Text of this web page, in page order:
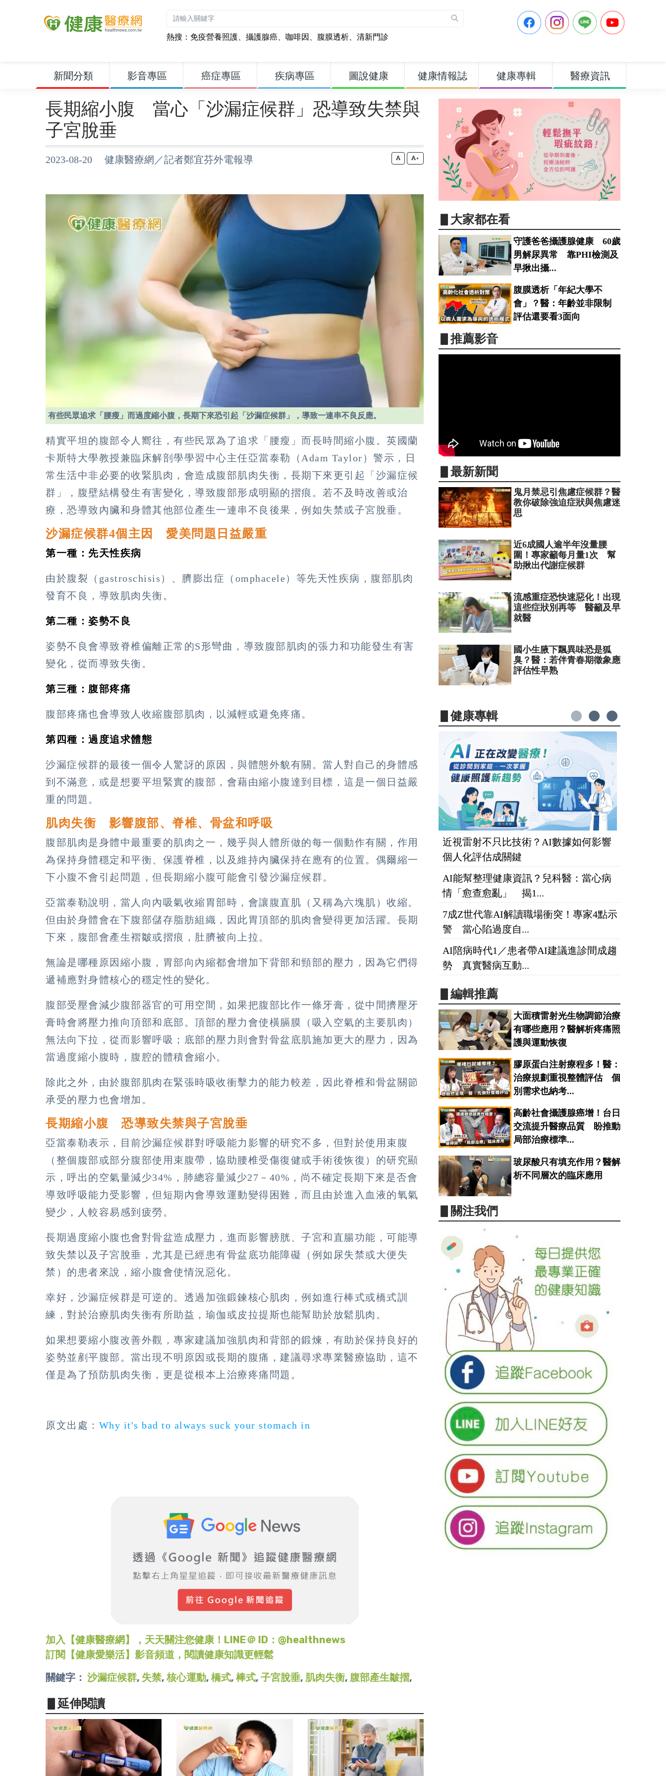
熱搜： 免疫營養照護、 攝護腺癌、 咖啡因、 腹膜透析、 清新門診
新聞分類 影音專區 癌症專區 疾病專區 圖說健康 健康情報誌 健康專輯 醫療資訊
長期縮小腹 當心「沙漏症候群」恐導致失禁與
子宮脫垂
2023-08-20 健康醫療網／記者鄭宜芬外電報導 +
有些民眾追求「腰瘦」而過度縮小腹，長期下來恐引起「沙漏症候群」，導致一連串不良反應。
精實平坦的腹部令人嚮往，有些民眾為了追求「腰瘦」而長時間縮小腹。英國蘭
卡斯特大學教授兼臨床解剖學學習中心主任亞當泰勒（Adam Taylor）警示，日
常生活中非必要的收緊肌肉，會造成腹部肌肉失衡，長期下來更引起「沙漏症候
群」，腹壁結構發生有害變化，導致腹部形成明顯的摺痕。若不及時改善或治
療，恐導致內臟和身體其他部位產生一連串不良後果，例如失禁或子宮脫垂。
沙漏症候群4個主因 愛美問題日益嚴重
第一種：先天性疾病
由於腹裂（gastroschisis）、臍膨出症（omphacele）等先天性疾病，腹部肌肉
發育不良，導致肌肉失衡。
第二種：姿勢不良
姿勢不良會導致脊椎偏離正常的S形彎曲，導致腹部肌肉的張力和功能發生有害
變化，從而導致失衡。
第三種：腹部疼痛
腹部疼痛也會導致人收縮腹部肌肉，以減輕或避免疼痛。
第四種：過度追求體態
沙漏症候群的最後一個令人驚訝的原因，與體態外貌有關。當人對自己的身體感
到不滿意，或是想要平坦緊實的腹部，會藉由縮小腹達到目標，這是一個日益嚴
重的問題。
肌肉失衡 影響腹部、脊椎、骨盆和呼吸
腹部肌肉是身體中最重要的肌肉之一，幾乎與人體所做的每一個動作有關，作用
為保持身體穩定和平衡、保護脊椎，以及維持內臟保持在應有的位置。偶爾縮一
下小腹不會引起問題，但長期縮小腹可能會引發沙漏症候群。
亞當泰勒說明，當人向內吸氣收縮胃部時，會讓腹直肌（又稱為六塊肌）收縮。
但由於身體會在下腹部儲存脂肪組織，因此胃頂部的肌肉會變得更加活躍。長期
下來，腹部會產生褶皺或摺痕，肚臍被向上拉。
無論是哪種原因縮小腹，胃部向內縮都會增加下背部和頸部的壓力，因為它們得
遞補應對身體核心的穩定性的變化。
腹部受壓會減少腹部器官的可用空間，如果把腹部比作一條牙膏，從中間擠壓牙
膏時會將壓力推向頂部和底部。頂部的壓力會使橫膈膜（吸入空氣的主要肌肉）
無法向下拉，從而影響呼吸；底部的壓力則會對骨盆底肌施加更大的壓力，因為
當過度縮小腹時，腹腔的體積會縮小。
除此之外，由於腹部肌肉在緊張時吸收衝擊力的能力較差，因此脊椎和骨盆關節
承受的壓力也會增加。
長期縮小腹 恐導致失禁與子宮脫垂
亞當泰勒表示，目前沙漏症候群對呼吸能力影響的研究不多，但對於使用束腹
（整個腹部或部分腹部使用束腹帶，協助腰椎受傷復健或手術後恢復）的研究顯
示，呼出的空氣量減少34%，肺總容量減少27－40%，尚不確定長期下來是否會
導致呼吸能力受影響，但短期內會導致運動變得困難，而且由於進入血液的氧氣
變少，人較容易感到疲勞。
長期過度縮小腹也會對骨盆造成壓力，進而影響膀胱、子宮和直腸功能，可能導
致失禁以及子宮脫垂，尤其是已經患有骨盆底功能障礙（例如尿失禁或大便失
禁）的患者來說，縮小腹會使情況惡化。
幸好，沙漏症候群是可逆的。透過加強鍛鍊核心肌肉，例如進行棒式或橋式訓
練，對於治療肌肉失衡有所助益，瑜伽或皮拉提斯也能幫助於放鬆肌肉。
如果想要縮小腹改善外觀，專家建議加強肌肉和背部的鍛煉，有助於保持良好的
姿勢並剷平腹部。當出現不明原因或長期的腹痛，建議尋求專業醫療協助，這不
僅是為了預防肌肉失衡，更是從根本上治療疼痛問題。
原文出處： Why it's bad to always suck your stomach in
加入【健康醫療網】，天天關注您健康！LINE＠ ID：@healthnews
訂閱【健康愛樂活】影音頻道，閱讀健康知識更輕鬆
關鍵字： 沙漏症候群, 失禁, 核心運動, 橋式, 棒式, 子宮脫垂, 肌肉失衡, 腹部產生皺摺,
▋延伸閱讀
▋大家都在看
守護爸爸攝護腺健康 60歲
男解尿異常 靠PHI檢測及
早揪出攝...
腹膜透析「年紀大學不
會」？醫：年齡並非限制
評估還要看3面向
▋推薦影音
▋最新新聞
鬼月禁忌引焦慮症候群？醫
教你破除強迫症狀與焦慮迷
思
近6成國人逾半年沒量腰
圍！專家籲每月量1次 幫
助揪出代謝症候群
流感重症恐快速惡化！出現
這些症狀別再等 醫籲及早
就醫
國小生腋下飄異味恐是狐
臭？醫：若伴青春期徵象應
評估性早熟
▋健康專輯
近視雷射不只比技術？AI數據如何影響
個人化評估成關鍵
AI能幫整理健康資訊？兒科醫：當心病
情「愈查愈亂」 揭1...
7成Z世代靠AI解讀職場衝突！專家4點示
警 當心陷過度自...
AI陪病時代1／患者帶AI建議進診間成趨
勢 真實醫病互動...
▋編輯推薦
大面積雷射光生物調節治療
有哪些應用？醫解析疼痛照
護與運動恢復
膠原蛋白注射療程多！醫：
治療規劃重視整體評估 個
別需求也納考...
高齡社會攝護腺癌增！台日
交流提升醫療品質 盼推動
局部治療標準...
玻尿酸只有填充作用？醫解
析不同層次的臨床應用
▋關注我們